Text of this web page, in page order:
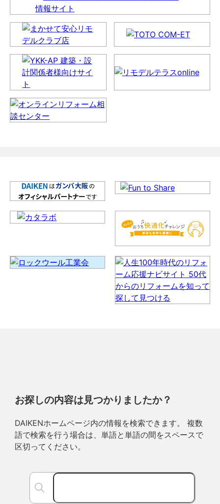
お探しの内容は見つかりましたか？
DAIKENホームページ内の情報を検索できます。 複数
語で検索を行う場合は、単語と単語の間をスペースで
区切ってください。